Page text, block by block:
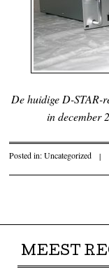
De huidige D-STAR-
in december
Posted in:Uncategorized |
MEEST